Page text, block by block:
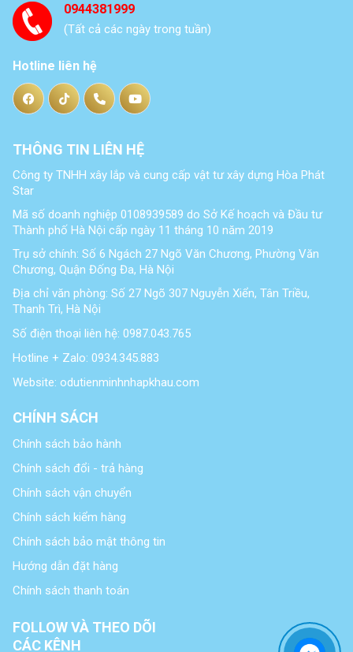
0944381999
(Tất cả các ngày trong tuần)
Hotline liên hệ
THÔNG TIN LIÊN HỆ
Công ty TNHH xây lắp và cung cấp vật tư xây dựng Hòa Phát
Star
Mã số doanh nghiệp 0108939589 do Sở Kế hoạch và Đầu tư
Thành phố Hà Nội cấp ngày 11 tháng 10 năm 2019
Trụ sở chính: Số 6 Ngách 27 Ngõ Văn Chương, Phường Văn
Chương, Quận Đống Đa, Hà Nội
Địa chỉ văn phòng: Số 27 Ngõ 307 Nguyễn Xiển, Tân Triều,
Thanh Trì, Hà Nội
Số điện thoại liên hệ: 0987.043.765
Hotline + Zalo: 0934.345.883
Website: odutienminhnhapkhau.com
CHÍNH SÁCH
Chính sách bảo hành
Chính sách đổi - trả hàng
Chính sách vận chuyển
Chính sách kiểm hàng
Chính sách bảo mật thông tin
Hướng dẫn đặt hàng
Chính sách thanh toán
FOLLOW VÀ THEO DÕI
CÁC KÊNH